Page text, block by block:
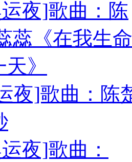
夜]歌曲：陈